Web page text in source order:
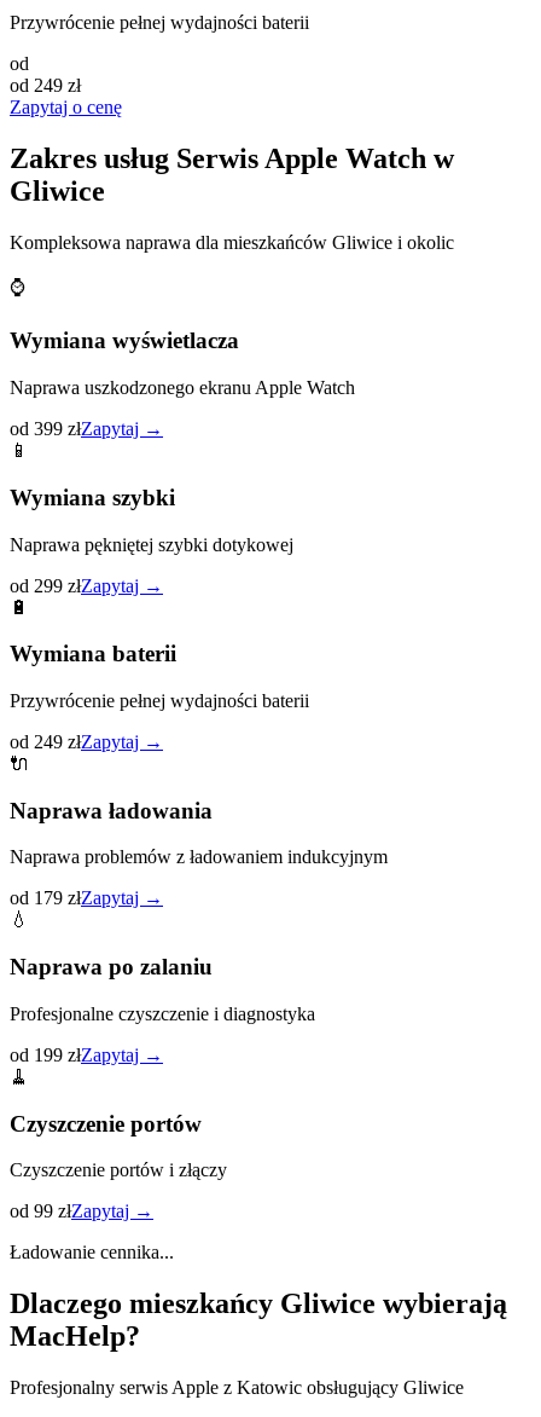
Przywrócenie pełnej wydajności baterii
od
od 249 zł
Zapytaj o cenę
Zakres usług Serwis Apple Watch w
Gliwice
Kompleksowa naprawa dla mieszkańców Gliwice i okolic
⌚
Wymiana wyświetlacza
Naprawa uszkodzonego ekranu Apple Watch
od 399 złZapytaj →
📱
Wymiana szybki
Naprawa pękniętej szybki dotykowej
od 299 złZapytaj →
🔋
Wymiana baterii
Przywrócenie pełnej wydajności baterii
od 249 złZapytaj →
🔌
Naprawa ładowania
Naprawa problemów z ładowaniem indukcyjnym
od 179 złZapytaj →
💧
Naprawa po zalaniu
Profesjonalne czyszczenie i diagnostyka
od 199 złZapytaj →
🧹
Czyszczenie portów
Czyszczenie portów i złączy
od 99 złZapytaj →
Ładowanie cennika...
Dlaczego mieszkańcy Gliwice wybierają
MacHelp?
Profesjonalny serwis Apple z Katowic obsługujący Gliwice